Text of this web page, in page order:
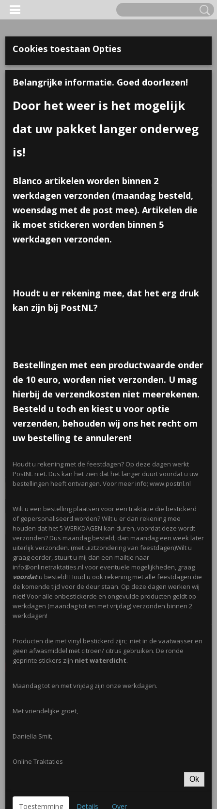
Geen producten
(0)
Home>Traktaties>Transformer voertuigen
Transformer voertuigen
€ 0,75 (inclusief btw 21%)
Op voorraad - Levertijd 2 werkdagen
Aantal
IN WINKELWAGEN
Omschrijving
Deze leuke robots kunnen veranderen in een voertuig! In vier
verschillende kleuren. UItvoering in straaljager of auto.
Afmetign: 8 x 4cm
Niet geschikt onder 3 jaar!
Cookies toestaan Opties
Belangrijke informatie. Goed doorlezen!
Door het weer is het mogelijk
dat uw pakket langer onderweg
is!
Blanco artikelen worden binnen 2
werkdagen verzonden (maandag besteld,
woensdag met de post mee). Artikelen die
ik moet stickeren worden binnen 5
werkdagen verzonden.
Houdt u er rekening mee, dat het erg druk
kan zijn bij PostNL?
Bestellingen met een productwaarde onder
de 10 euro, worden niet verzonden. U mag
hierbij de verzendkosten niet meerekenen.
Besteld u toch en kiest u voor optie
verzenden, behouden wij ons het recht om
uw bestelling te annuleren!
Houdt u rekening met de feestdagen? Op deze dagen werkt
PostNL niet. Dus kan het zien dat het langer duurt voordat u uw
bestellingen heeft ontvangen. Voor meer info; www.postnl.nl
Wilt u een bestelling plaatsen voor een traktatie die bestickerd
of gepersonaliseerd worden? Wilt u er dan rekening mee
houden dat het 5 WERKDAGEN kan duren, voordat deze wordt
verzonden? Dus maandag besteld; dan maandag een week later
uiterlijk verzonden. (met uiztzondering van feestdagen)Wilt u
graag eerder, stuurt u mij dan een mailtje naar
info@onlinetraktaties.nl voor eventuele mogelijkheden, graag
voordatu besteld! Houd u ook rekening met alle feestdagen die
de komende tijd voor de deur staan. Op deze dagen werken wij
niet! Voor alle onbestickerde en ongevulde producten geldt op
werkdagen (maandag tot en met vrijdag) verzonden binnen 2
werkdagen!
Producten die met vinyl bestickerd zijn; niet in de vaatwasser en
geen afwasmiddel met citroen/ citrus gebruiken. De ronde
geprinte stickers zijn niet waterdicht.
Maandag tot en met vrijdag zijn onze werkdagen.
Met vriendelijke groet,
Daniella Smit,
Online Traktaties
Ok
Toestemming Details Over